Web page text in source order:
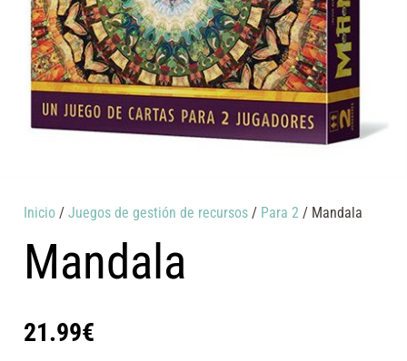
Inicio /Juegos de gestión de recursos / Para 2 / Mandala
Mandala
21.99€